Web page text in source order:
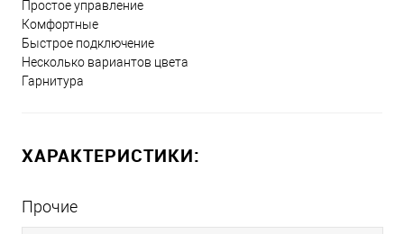
Простое управление
Комфортные
Быстрое подключение
Несколько вариантов цвета
Гарнитура
ХАРАКТЕРИСТИКИ:
Прочие